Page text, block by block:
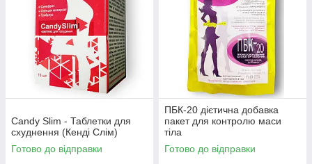
Candy Slim - Таблетки для
схуднення (Кенді Слім)
Готово до відправки
ПБК-20 дієтична добавка
пакет для контролю маси
тіла
Готово до відправки